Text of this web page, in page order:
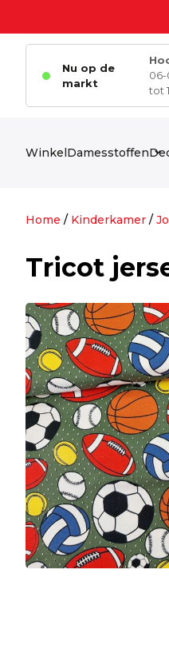
Nu op de
markt
06-
tot
WinkelDamesstoffen
Home / Kinderkamer /
Tricot